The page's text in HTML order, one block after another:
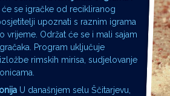
će se igračke od recikliranog
upoznati s raznim igrama
vrijeme. Održat će se i mali sajam
Program uključuje
rimskih mirisa, sudjelovanje
U današnjem selu Ščitarjevu,